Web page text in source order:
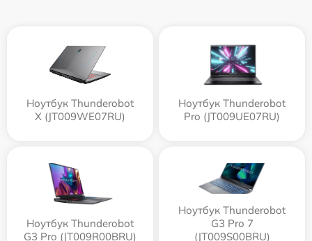
Ноутбук Thunderobot
X (JT009WE07RU)
Ноутбук Thunderobot
Pro (JT009UE07RU)
Ноутбук Thunderobot
G3 Pro (JT009R00BRU)
Ноутбук Thunderobot
G3 Pro 7
(JT009S00BRU)